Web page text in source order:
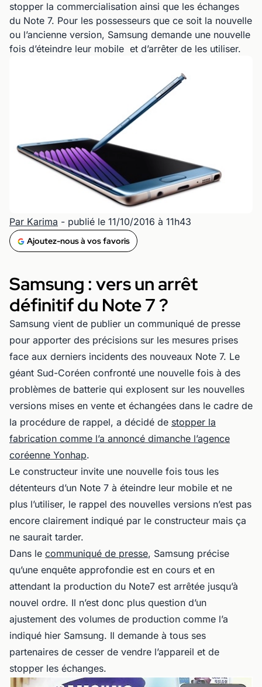
stopper la commercialisation ainsi que les échanges
du Note 7. Pour les possesseurs que ce soit la nouvelle
ou l’ancienne version, Samsung demande une nouvelle
fois d’éteindre leur mobile et d’arrêter de les utiliser.
Par Karima - publié le 11/10/2016 à 11h43
Ajoutez-nous à vos favoris
Samsung : vers un arrêt
définitif du Note 7 ?
Samsung vient de publier un communiqué de presse
pour apporter des précisions sur les mesures prises
face aux derniers incidents des nouveaux Note 7. Le
géant Sud-Coréen confronté une nouvelle fois à des
problèmes de batterie qui explosent sur les nouvelles
versions mises en vente et échangées dans le cadre de
la procédure de rappel, a décidé de stopper la
fabrication comme l’a annoncé dimanche l’agence
coréenne Yonhap.
Le constructeur invite une nouvelle fois tous les
détenteurs d’un Note 7 à éteindre leur mobile et ne
plus l’utiliser, le rappel des nouvelles versions n’est pas
encore clairement indiqué par le constructeur mais ça
ne saurait tarder.
Dans le communiqué de presse, Samsung précise
qu’une enquête approfondie est en cours et en
attendant la production du Note7 est arrêtée jusqu’à
nouvel ordre. Il n’est donc plus question d’un
ajustement des volumes de production comme l’a
indiqué hier Samsung. Il demande à tous ses
partenaires de cesser de vendre l’appareil et de
stopper les échanges.